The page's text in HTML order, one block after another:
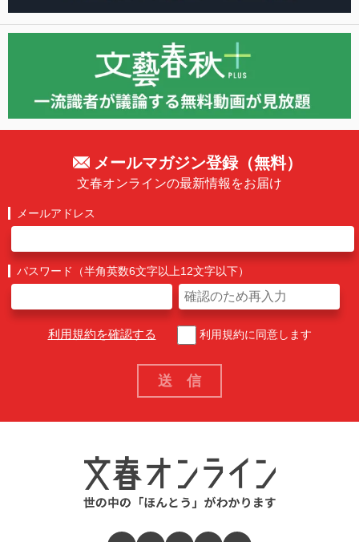
メールマガジン登録（無料）
文春オンラインの最新情報をお届け
メールアドレス
パスワード（半角英数6文字以上12文字以下）
利用規約を確認する 利用規約に同意します